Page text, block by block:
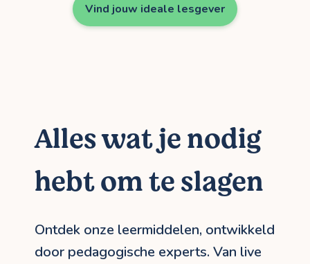
Vind jouw ideale lesgever
Alles wat je nodig
hebt om te slagen
Ontdek onze leermiddelen, ontwikkeld
door pedagogische experts. Van live